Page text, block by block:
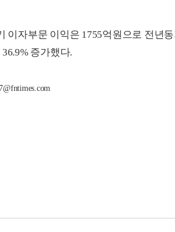
이자부문 이익은 1755억원으로 전년
증가했다.